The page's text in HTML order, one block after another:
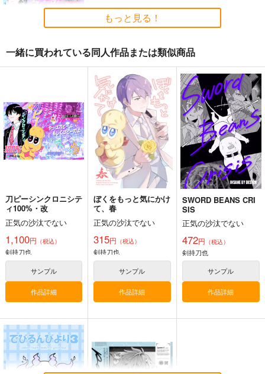
550 円（税込）
サンプル
カート
にじさんじ
サンプル
カート
勇気ちひろ
カート
アクリルシール
oekaky
専売 440
にじさんじ 星川サラ
サンプル
カート
アクリルスタンド
oekaky
専売 1,320
にじさんじ 星川サラ
サンプル
こころむすび
黒波会
専売 2,200円（税込）
にじさんじ
戌亥とこ
アンジュ・カトリーナ
サンプル
正気の沙汰でない
専売 1,100円（税込）
にじさんじ
剣持刀也
ピーナッツくん
もっと見る！
一緒に買われている同人作品または類似商品
刀ピーシンクロニシテ
ィ100%・改
正気の沙汰でない
1,100円 （税込）
剣持刀也
サンプル
作品詳細
ぼくをもっと気にかけ
て、春
正気の沙汰でない
315円 （税込）
剣持刀也
サンプル
作品詳細
SWORD BEANS CRI
SIS
正気の沙汰でない
472円 （税込）
剣持刀也
サンプル
作品詳細